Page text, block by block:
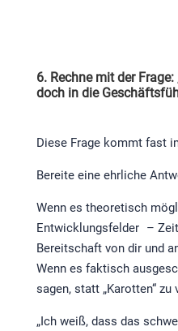
6. Rechne mit der
doch in die
Diese Frage kommt fast
Bereite eine ehrliche
Wenn es theoretisch
Entwicklungsfelder –
Bereitschaft von dir und
Wenn es faktisch
sagen, statt „Karotten“ zu
„Ich weiß, dass das